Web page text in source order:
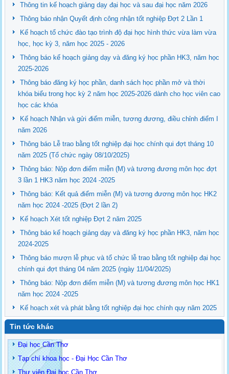
Thông tin kế hoạch giảng dạy đại học và sau đại học năm 2026
Thông báo nhận Quyết định công nhận tốt nghiệp Đợt 2 Lần 1
Kế hoạch tổ chức đào tạo trình độ đại học hình thức vừa làm vừa
học, học kỳ 3, năm học 2025 - 2026
Thông báo kế hoạch giảng dạy và đăng ký học phần HK3, năm học
2025-2026
Thông báo đăng ký học phần, danh sách học phần mở và thời
khóa biểu trong học kỳ 2 năm học 2025-2026 dành cho học viên cao
học các khóa
Kế hoạch Nhận và gửi điểm miễn, tương đương, điều chỉnh điểm I
năm 2026
Thông báo Lễ trao bằng tốt nghiệp đại học chính qui đợt tháng 10
năm 2025 (Tổ chức ngày 08/10/2025)
Thông báo: Nộp đơn điểm miễn (M) và tương đương môn học đợt
3 lần 1 HK3 năm học 2024 -2025
Thông báo: Kết quả điểm miễn (M) và tương đương môn học HK2
năm học 2024 -2025 (Đợt 2 lần 2)
Kế hoạch Xét tốt nghiệp Đợt 2 năm 2025
Thông báo kế hoạch giảng dạy và đăng ký học phần HK3, năm học
2024-2025
Thông báo mượn lễ phục và tổ chức lễ trao bằng tốt nghiệp đại học
chính qui đợt tháng 04 năm 2025 (ngày 11/04/2025)
Thông báo: Nộp đơn điểm miễn (M) và tương đương môn học HK1
năm học 2024 -2025
Kế hoạch xét và phát bằng tốt nghiệp đại học chính quy năm 2025
Tin tức khác
Đại học Cần Thơ
Tạp chí khoa học - Đại Học Cần Thơ
Thư viện Đại học Cần Thơ